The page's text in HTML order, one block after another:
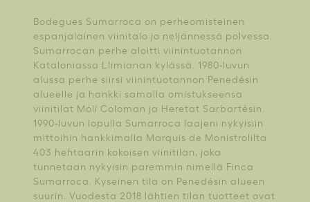
Bodegues Sumarroca on perheomisteinen
espanjalainen viinitalo jo neljännessä polvessa.
Sumarrocan perhe aloitti viinintuotannon
Kataloniassa Llimianan kylässä. 1980-luvun
alussa perhe siirsi viinintuotannon Penedésin
alueelle ja hankki samalla omistukseensa
viinitilat Molí Coloman ja Heretat Sarbartésin.
1990-luvun lopulla Sumarroca laajeni nykyisiin
mittoihin hankkimalla Marquis de Monistrolilta
403 hehtaarin kokoisen viinitilan, joka
tunnetaan nykyisin paremmin nimellä Finca
Sumarroca. Kyseinen tila on Penedésin alueen
suurin. Vuodesta 2018 lähtien tilan tuotteet ovat